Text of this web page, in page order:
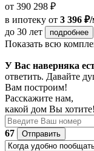
от 390 298 ₽
в ипотеку от 3 396
до 30 лет
подробнее
Показать всю
У Вас наверняка
ответить. Давайте
Вам построим!
Расскажите нам,
какой дом Вы хотите!
67
Отправить